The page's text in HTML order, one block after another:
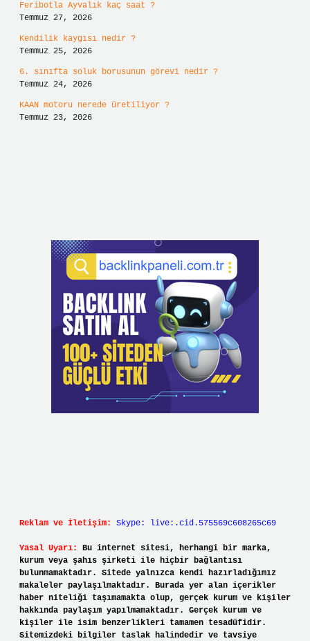
Feribotla Ayvalık kaç saat ?
Temmuz 27, 2026
Kendilik kaygısı nedir ?
Temmuz 25, 2026
6. sınıfta soluk borusunun görevi nedir ?
Temmuz 24, 2026
KAAN motoru nerede üretiliyor ?
Temmuz 23, 2026
Reklam ve İletişim: Skype: live:.cid.575569c608265c69
Yasal Uyarı:
Bu internet sitesi, herhangi bir marka,
kurum veya şahıs şirketi ile hiçbir bağlantısı
bulunmamaktadır. Sitede yalnızca kendi hazırladığımız
makaleler paylaşılmaktadır. Burada yer alan içerikler
haber niteliği taşımamakta olup, gerçek kurum ve kişiler
hakkında paylaşım yapılmamaktadır. Gerçek kurum ve
kişiler ile isim benzerlikleri tamamen tesadüfidir.
Sitemizdeki bilgiler taslak halindedir ve tavsiye